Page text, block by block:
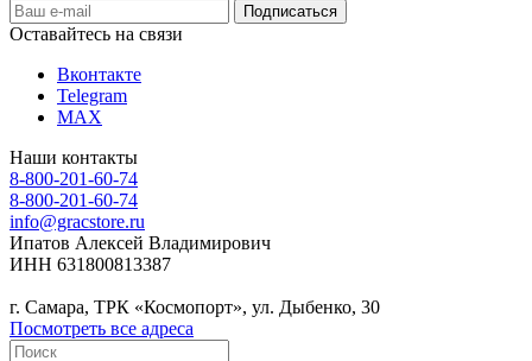
Оставайтесь на связи
Вконтакте
Telegram
MAX
Наши контакты
8-800-201-60-74
8-800-201-60-74
info@gracstore.ru
Ипатов Алексей Владимирович
ИНН 631800813387
г. Самара, ТРК «Космопорт», ул. Дыбенко, 30
Посмотреть все адреса